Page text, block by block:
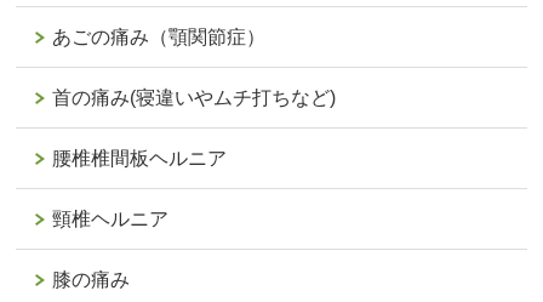
あごの痛み（顎関節症）
首の痛み(寝違いやムチ打ちなど)
腰椎椎間板ヘルニア
頸椎ヘルニア
膝の痛み